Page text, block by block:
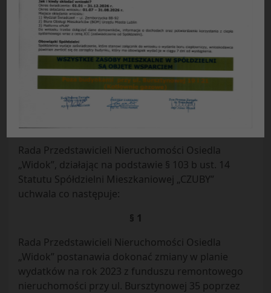
UCHWAŁA Nr 6/2023
Rady Przedstawicieli Nieruchomości Osiedla
„WIDOK”
Spółdzielni Mieszkaniowej „CZUBY” w Lublinie
z dnia 20 marca 2023 r.
w sprawie:zmiany planu rzeczowo-finansowego
funduszu remontowego w nieruchomości EW 12
ul. Bursztynowa 35.
Rada Przedstawicieli Nieruchomości Osiedla
„Widok”, działając na podstawie § 103 b ust. 14
Statutu Spółdzielni Mieszkaniowej „CZUBY”
uchwala co następuje:
§ 1
Rada Przedstawicieli Nieruchomości Osiedla
„Widok” postanawia dokonać zmiany w planie
wydatków na rok 2023 z funduszu remontowego
nieruchomości przy ul. Bursztynowej 35 poprzez